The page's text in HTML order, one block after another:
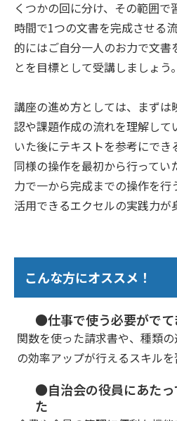
くつかの回に分け、その範囲
時間で1つの文書を完成させる
的にはご自分一人のお力で文書
とを目標として受講しましょう。
講座の進め方としては、まず
認や課題作成の流れを理解して
いた後にテキストを参考にでき
同様の操作を最初から行ってい
力で一から完成までの操作を行
活用できるエクセルの実践力が
こんな方にオススメ！
●仕事で使う必要がでて
関数を使った請求書や、種類
の効率アップが行えるスキルを
●自治会の役員にあたっ
た